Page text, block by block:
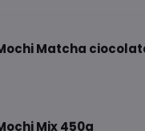
Matcha
Mix 450g